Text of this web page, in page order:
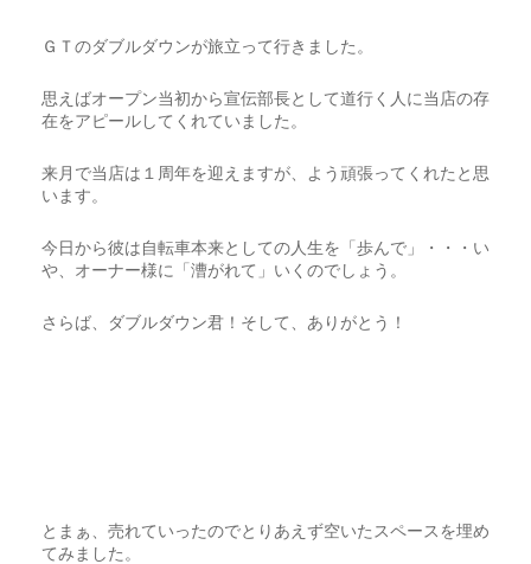
ＧＴのダブルダウンが旅立って行きました。
思えばオープン当初から宣伝部長として道行く人に当店の存
在をアピールしてくれていました。
来月で当店は１周年を迎えますが、よう頑張ってくれたと思
います。
今日から彼は自転車本来としての人生を「歩んで」・・・い
や、オーナー様に「漕がれて」いくのでしょう。
さらば、ダブルダウン君！そして、ありがとう！
とまぁ、売れていったのでとりあえず空いたスペースを埋め
てみました。